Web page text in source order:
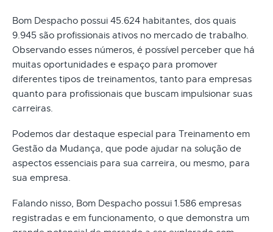
Bom Despacho possui 45.624 habitantes, dos quais
9.945 são profissionais ativos no mercado de trabalho.
Observando esses números, é possível perceber que há
muitas oportunidades e espaço para promover
diferentes tipos de treinamentos, tanto para empresas
quanto para profissionais que buscam impulsionar suas
carreiras.
Podemos dar destaque especial para Treinamento em
Gestão da Mudança, que pode ajudar na solução de
aspectos essenciais para sua carreira, ou mesmo, para
sua empresa.
Falando nisso, Bom Despacho possui 1.586 empresas
registradas e em funcionamento, o que demonstra um